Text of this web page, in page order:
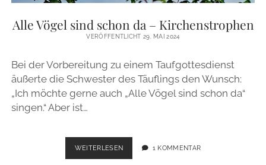
instagram
email
Alle Vögel sind schon da – Kirchenstrophen
VERÖFFENTLICHT 29. MAI 2024
Bei der Vorbereitung zu einem Taufgottesdienst
äußerte die Schwester des Täuflings den Wunsch:
„Ich möchte gerne auch „Alle Vögel sind schon da“
singen.“ Aber ist…
WEITERLESENALLE
VÖGEL
1 KOMMENTAR